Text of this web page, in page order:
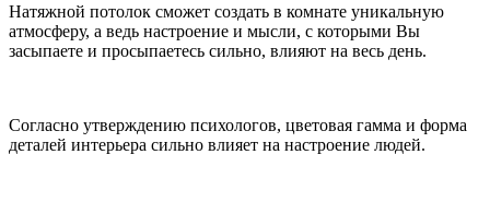
Натяжной потолок сможет создать в комнате уникальную
атмосферу, а ведь настроение и мысли, с которыми Вы
засыпаете и просыпаетесь сильно, влияют на весь день.
Согласно утверждению психологов, цветовая гамма и форма
деталей интерьера сильно влияет на настроение людей.